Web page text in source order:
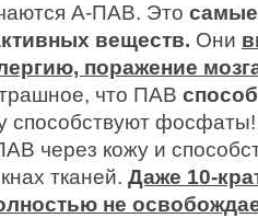
А-ПАВ. Это самые
веществ. Они
поражение
что ПАВ
способствуют
через кожу и
тканей. Даже 10-
не